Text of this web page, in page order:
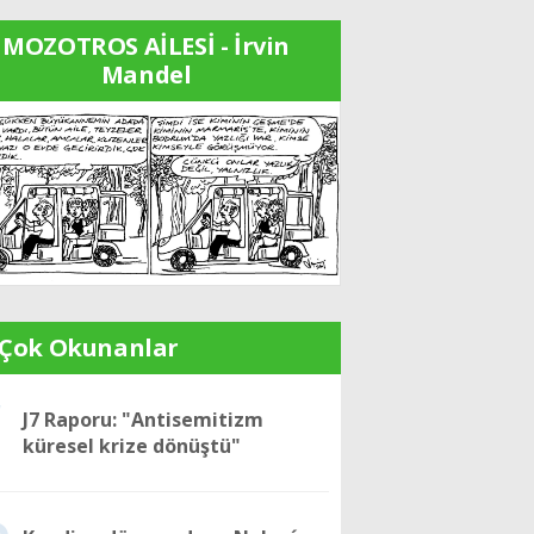
MOZOTROS AİLESİ - İrvin
Mandel
Okunanlar
J7 Raporu: "Antisemitizm
küresel krize dönüştü"